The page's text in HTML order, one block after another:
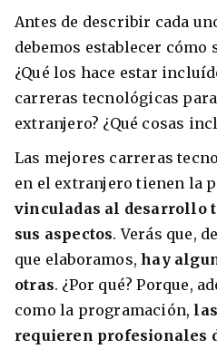
8 ciudades para
Barbie Castoldi 09/11/2021
Estudia Business en
Antes de describir cada
debemos establecer cómo
¿Qué los hace estar
carreras tecnológicas
extranjero? ¿Qué cosas
Las mejores carreras
en el extranjero tienen la
vinculadas al desarrollo
sus aspectos. Verás que,
que elaboramos,hay
otras. ¿Por qué? Porque,
como la programación,
requieren profesionales